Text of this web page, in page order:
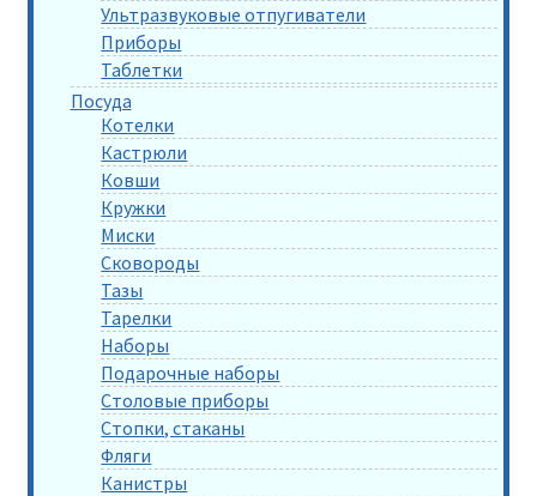
Ультразвуковые отпугиватели
Приборы
Таблетки
Посуда
Котелки
Кастрюли
Ковши
Кружки
Миски
Сковороды
Тазы
Тарелки
Наборы
Подарочные наборы
Столовые приборы
Стопки, стаканы
Фляги
Канистры